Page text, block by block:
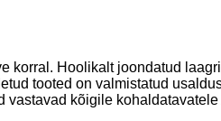
Hoolikalt joondatud
tooted on valmistatud
kõigile